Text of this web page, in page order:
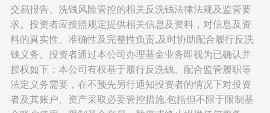
交易报告、洗钱风险管控的相关反洗钱法律法规及监管要
求。投资者应按照规定提供相关信息及资料，对信息及资
料的真实性、准确性及完整性负责,及时协助配合履行反洗
钱义务。投资者通过本公司办理基金业务即视为已确认并
授权如下：本公司有权基于履行反洗钱、配合监管履职等
法定义务需要，在不预先另行通知投资者的情况下对投资
者及其账户、资产采取必要管控措施,包括但不限于限制基